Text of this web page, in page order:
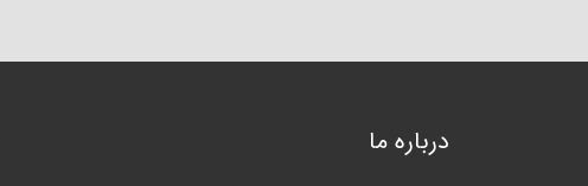
درباره ما